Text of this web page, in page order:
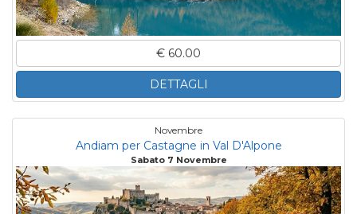
€ 60.00
DETTAGLI
Novembre
Andiam per Castagne in Val D'Alpone
Sabato 7 Novembre